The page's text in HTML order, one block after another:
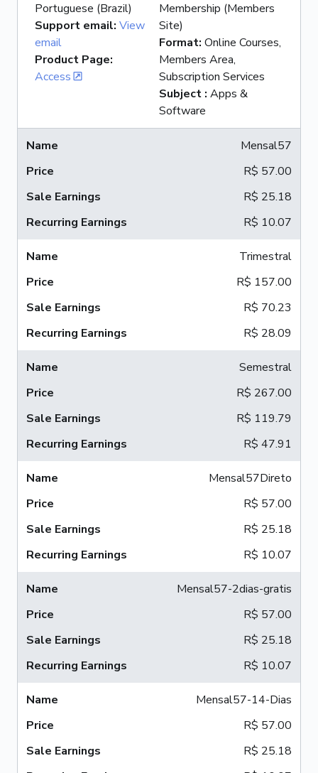
Portuguese (Brazil)
Support email: View
email
Product Page:
Access
Membership (Members
Site)
Format: Online Courses,
Members Area,
Subscription Services
Subject : Apps &
Software
Mensal57
R$ 57.00
R$ 25.18
R$ 10.07
Trimestral
R$ 157.00
R$ 70.23
R$ 28.09
Semestral
R$ 267.00
R$ 119.79
R$ 47.91
Mensal57Direto
R$ 57.00
R$ 25.18
R$ 10.07
Mensal57-2dias-gratis
R$ 57.00
R$ 25.18
R$ 10.07
Mensal57-14-Dias
R$ 57.00
R$ 25.18